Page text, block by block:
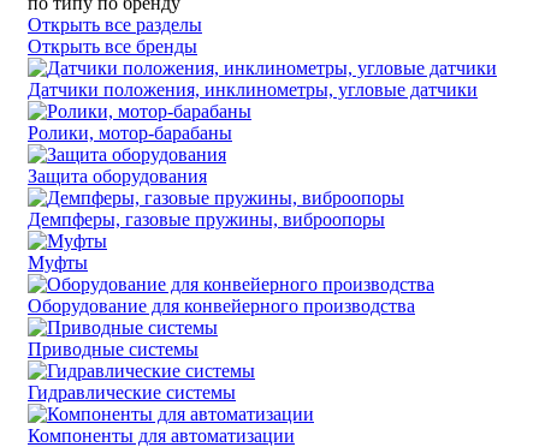
Открыть все разделы
Открыть все бренды
Датчики положения, инклинометры, угловые датчики
Ролики, мотор-барабаны
Защита оборудования
Демпферы, газовые пружины, виброопоры
Муфты
Оборудование для конвейерного производства
Приводные системы
Гидравлические системы
Компоненты для автоматизации